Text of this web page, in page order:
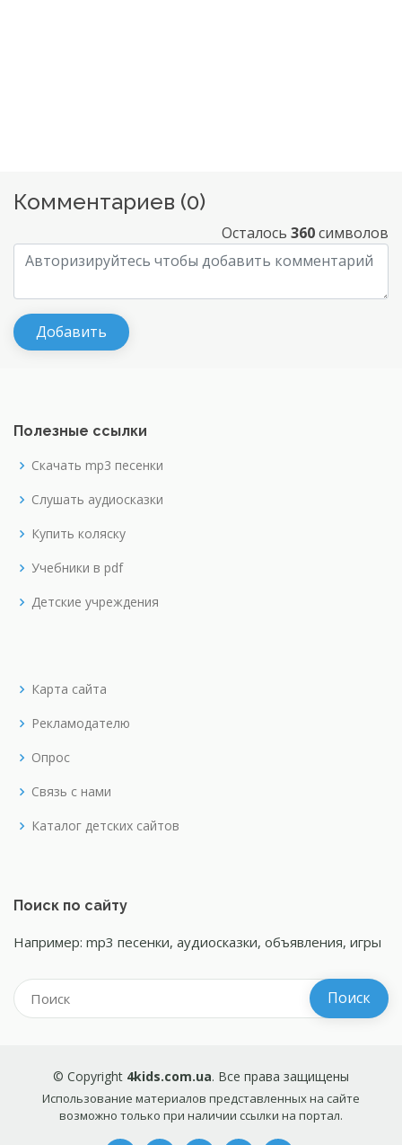
Комментариев (0)
Осталось 360символов
Полезные ссылки
Скачать mp3 песенки
Слушать аудиосказки
Купить коляску
Учебники в pdf
Детские учреждения
Карта сайта
Рекламодателю
Опрос
Связь с нами
Каталог детских сайтов
Поиск по сайту
Например: mp3 песенки, аудиосказки, объявления, игры
© Copyright 4kids.com.ua. Все права защищены
Использование материалов представленных на сайте
возможно только при наличии ссылки на портал.